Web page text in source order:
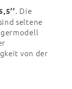
. Die
sind seltene
von der